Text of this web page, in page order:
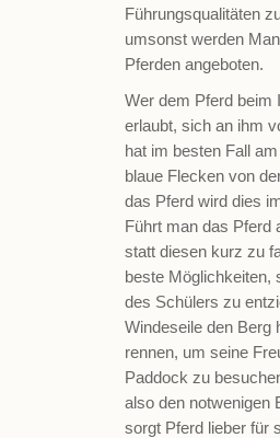
Führungsqualitäten
umsonst werden
Pferden angeboten.
Wer dem Pferd beim
erlaubt, sich an ihm
hat im besten Fall
blaue Flecken von
das Pferd wird dies
Führt man das Pferd
statt diesen kurz zu
beste Möglichkeiten,
des Schülers zu
Windeseile den Berg
rennen, um seine
Paddock zu
also den notwenigen
sorgt Pferd lieber für